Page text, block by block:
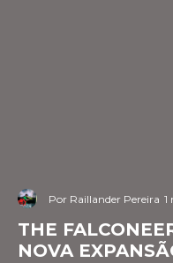
Por Raillander Pereira 1
THE
NOVA